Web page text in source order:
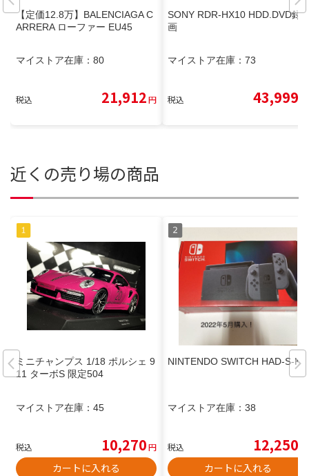
【定価12.8万】BALENCIAGA C
ARRERA ローファー EU45
マイストア在庫： 80
税込 21,912円
SONY RDR-HX10 HDD.DVD録
画
マイストア在庫： 73
税込 43,999
近くの売り場の商品
ミニチャンプス 1/18 ポルシェ 9
11 ターボS 限定504
マイストア在庫： 45
税込 10,270円
カートに入れる
NINTENDO SWITCH HAD-S-KA
マイストア在庫： 38
税込 12,250
カートに入れる